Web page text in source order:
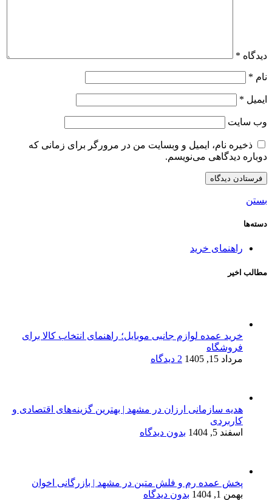
دیدگاه *
نام *
ایمیل *
وب‌ سایت
ذخیره نام، ایمیل و وبسایت من در مرورگر برای زمانی که
دوباره دیدگاهی می‌نویسم.
بستن
دسته‌ها
راهنمای خرید
مطالب اخیر
خرید عمده لوازم جانبی موبایل؛ راهنمای انتخاب کالا برای
فروشگاه
مرداد 15, 1405
2 دیدگاه
هدیه سازمانی ارزان در مشهد | بهترین گزینه‌های اقتصادی و
کاربردی
اسفند 5, 1404
بدون دیدگاه
پخش عمده رم و فلش متین در مشهد | بازرگانی اخوان
بهمن 1, 1404
بدون دیدگاه